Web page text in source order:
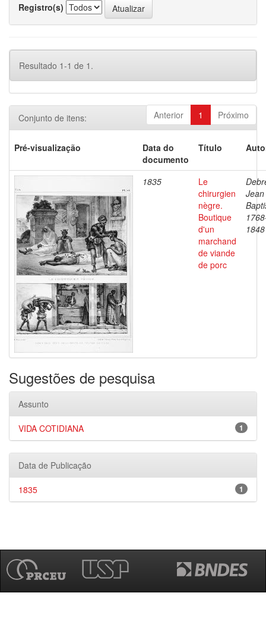
Registro(s)
Resultado 1-1 de 1.
Anterior 1 Próximo
Conjunto de itens:
Pré-visualização
Data do
documento
Título
1835
Le
chirurgien
nègre.
Boutique
d'un
marchand
de viande
de porc
Jean
1848
Sugestões de pesquisa
Assunto
1
VIDA COTIDIANA
Data de Publicação
1
1835